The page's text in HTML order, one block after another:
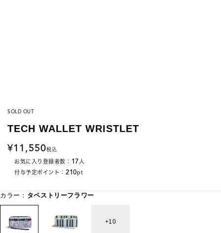
SOLD OUT
TECH WALLET WRISTLET
11,550税込
お気に入り登録者数： 17人
付与予定ポイント： 210pt
カラー： タペストリーフラワー
10